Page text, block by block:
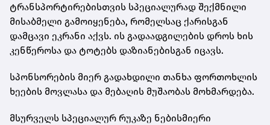
ტრანსპორტირებისთვის სპეციალურად შექმნილი
მისაბმელი გამოიყენება, რომელსაც ქარისგან
დამცავი ეკრანი აქვს. ის გადაადგილების დროს ხის
კენწეროსა და ტოტებს დაზიანებისგან იცავს.
სპონსორების მიერ გადახდილი თანხა ფორთოხლის
ხეების მოვლასა და მებაღის მუშაობას მოხმარდება.
მსურველს სპეციალურ რუკაზე ნებისმიერი